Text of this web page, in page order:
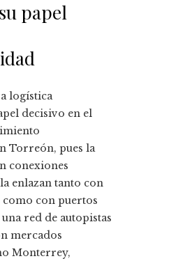
papel
logística
decisivo en el
Torreón, pues la
conexiones
enlazan tanto con
con puertos
red de autopistas
mercados
Monterrey,